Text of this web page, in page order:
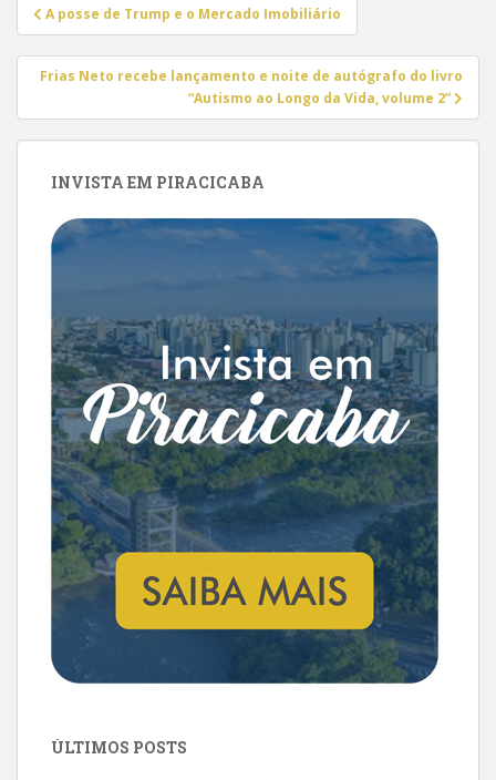
de
Post
A posse de Trump e o Mercado Imobiliário
Frias Neto recebe lançamento e noite de autógrafo do livro
“Autismo ao Longo da Vida, volume 2”
INVISTA EM PIRACICABA
ÚLTIMOS POSTS